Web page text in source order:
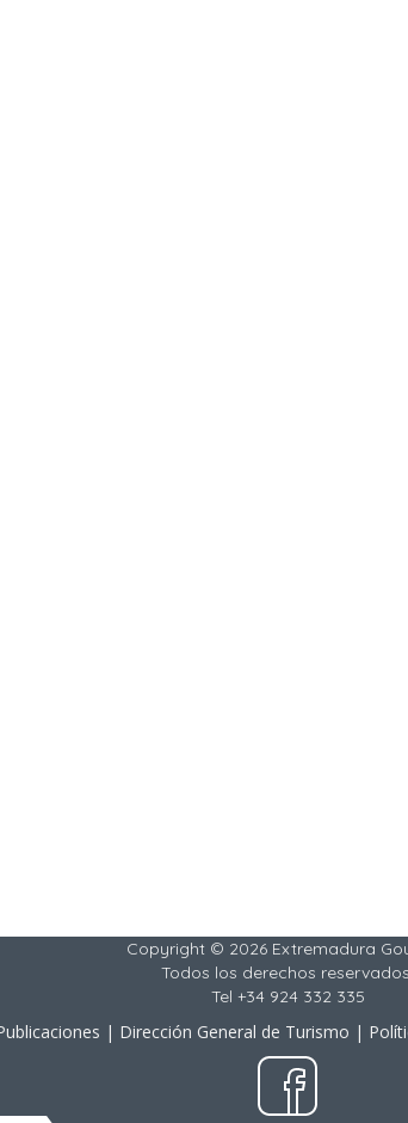
Copyright © 2026 Extremadura
Todos los derechos
Tel +34 924 332 335
| Dirección General de Turismo |